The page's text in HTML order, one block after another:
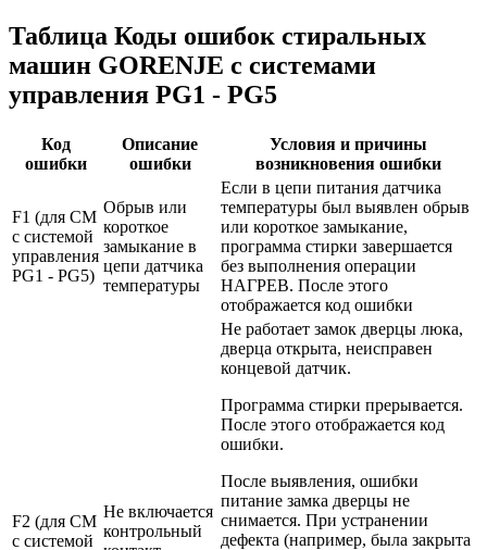
Таблица Коды ошибок стиральных
машин GORENJE с системами
управления PG1 - PG5
Код
ошибки
Описание
ошибки
Условия и причины
возникновения ошибки
F1 (для СМ
с системой
управления
PG1 - PG5)
Обрыв или
короткое
замыкание в
цепи датчика
температуры
Если в цепи питания датчика
температуры был выявлен обрыв
или короткое замыкание,
программа стирки завершается
без выполнения операции
НАГРЕВ. После этого
отображается код ошибки
F2 (для СМ
с системой
Не включается
контрольный
Не работает замок дверцы люка,
дверца открыта, неисправен
концевой датчик.
Программа стирки прерывается.
После этого отображается код
ошибки.
После выявления, ошибки
питание замка дверцы не
снимается. При устранении
дефекта (например, была закрыта